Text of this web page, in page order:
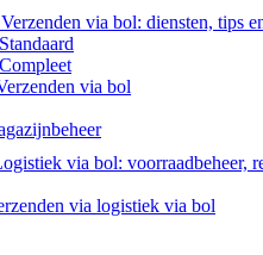
via bol: diensten, tips
via bol
via bol: voorraadbeheer,
via logistiek via bol